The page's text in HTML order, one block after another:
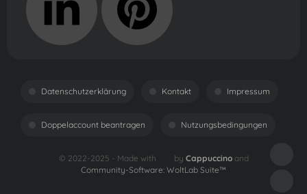
Datenschutzerklärung Kontakt Impressum
Doppelaccount beantragen Nutzungsbedingungen
© 2022-2025 - Made with by Cappuccinoand
Community-Software: WoltLab Suite™